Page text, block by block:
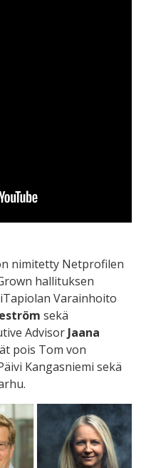
nimitetty Netprofilen
hallituksen
Varainhoito
sekä
Advisor Jaana
pois Tom von
Kangasniemi sekä